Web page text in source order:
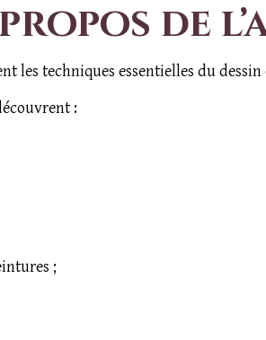
de
les techniques essentielles du
:
;